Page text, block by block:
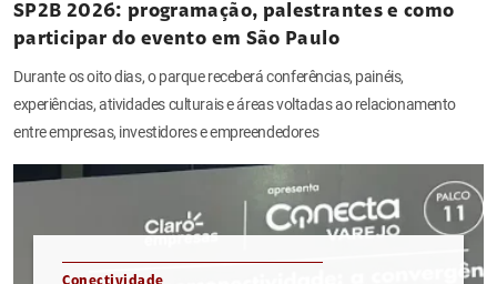
SP2B 2026: programação, palestrantes e como
participar do evento em São Paulo
Durante os oito dias, o parque receberá conferências, painéis,
experiências, atividades culturais e áreas voltadas ao relacionamento
entre empresas, investidores e empreendedores
Conectividade